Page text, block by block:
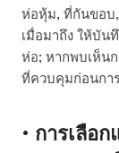
ห่อหุ้ม, ที่กันขอบ,
เมื่อมาถึง ให้บัน
ห่อ; หากพบเห็น
ที่ควบคุมก่อนกา
• การเลือ